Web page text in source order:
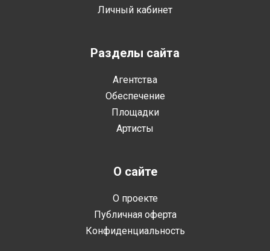
Личный кабинет
Разделы сайта
Агентства
Обеспечение
Площадки
Артисты
О сайте
О проекте
Публичная оферта
Конфиденциальность